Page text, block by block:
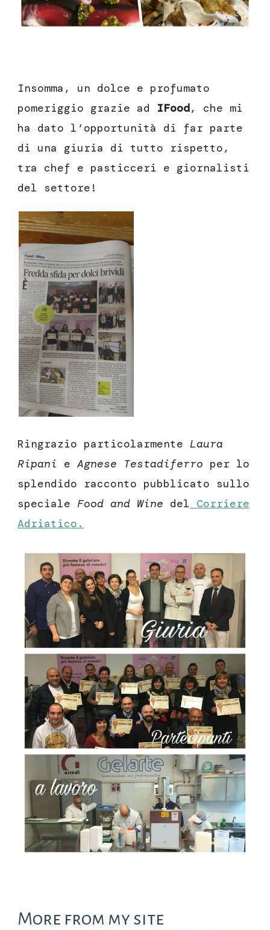
Insomma, un dolce e profumato
pomeriggio grazie ad IFood, che mi
ha dato l’opportunità di far parte
di una giuria di tutto rispetto,
tra chef e pasticceri e giornalisti
del settore!
Ringrazio particolarmente Laura
Ripani e Agnese Testadiferro per lo
splendido racconto pubblicato sullo
speciale Food and Wine del Corriere
Adriatico.
More from my site